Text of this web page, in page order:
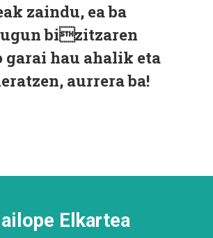
zaindu, ea ba
bizitzaren
garai hau ahalik eta
aurrera ba!
Elkartea